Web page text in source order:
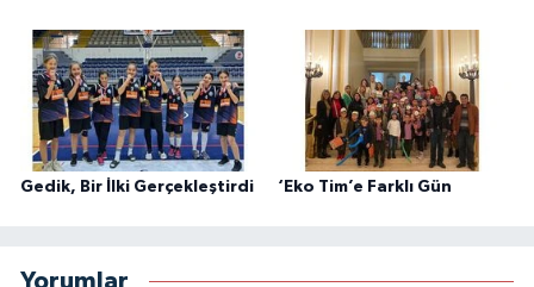
Gedik, Bir İlki Gerçekleştirdi ‘Eko Tim’e Farklı Gün
Yorumlar